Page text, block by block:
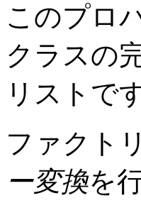
このプロ
クラスの
リストで
ファクト
ー変換を